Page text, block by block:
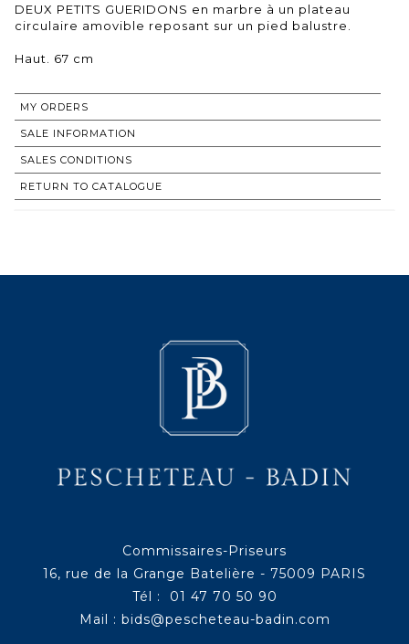
DEUX PETITS GUERIDONS en marbre à un plateau
circulaire amovible reposant sur un pied balustre.
Haut. 67 cm
MY ORDERS
SALE INFORMATION
SALES CONDITIONS
RETURN TO CATALOGUE
Commissaires-Priseurs
16, rue de la Grange Batelière - 75009 PARIS
Tél : 01 47 70 50 90
Mail : bids@pescheteau-badin.com